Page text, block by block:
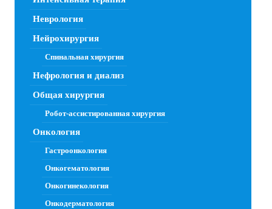
Неврология
Нейрохирургия
Спинальная хирургия
Нефрология и диализ
Общая хирургия
Робот-ассистированная хирургия
Онкология
Гастроонкология
Онкогематология
Онкогинекология
Онкодерматология